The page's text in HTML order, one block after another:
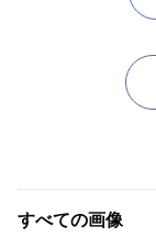
すべての画像